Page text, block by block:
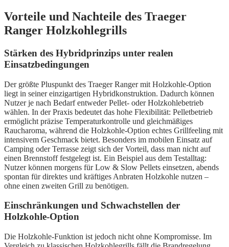
Vorteile und Nachteile des Traeger
Ranger Holzkohlegrills
Stärken des Hybridprinzips unter realen
Einsatzbedingungen
Der größte Pluspunkt des Traeger Ranger mit Holzkohle-Option
liegt in seiner einzigartigen Hybridkonstruktion. Dadurch können
Nutzer je nach Bedarf entweder Pellet- oder Holzkohlebetrieb
wählen. In der Praxis bedeutet das hohe Flexibilität: Pelletbetrieb
ermöglicht präzise Temperaturkontrolle und gleichmäßiges
Raucharoma, während die Holzkohle-Option echtes Grillfeeling mit
intensivem Geschmack bietet. Besonders im mobilen Einsatz auf
Camping oder Terrasse zeigt sich der Vorteil, dass man nicht auf
einen Brennstoff festgelegt ist. Ein Beispiel aus dem Testalltag:
Nutzer können morgens für Low & Slow Pellets einsetzen, abends
spontan für direktes und kräftiges Anbraten Holzkohle nutzen –
ohne einen zweiten Grill zu benötigen.
Einschränkungen und Schwachstellen der
Holzkohle-Option
Die Holzkohle-Funktion ist jedoch nicht ohne Kompromisse. Im